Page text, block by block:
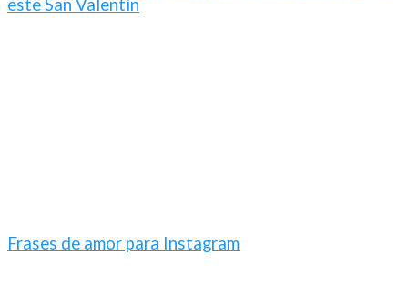
este San Valentín
Frases de amor para Instagram